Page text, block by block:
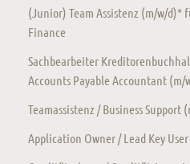
(Junior) Team Assistenz (m/w/d)*
Finance
Sachbearbeiter
Accounts Payable Accountant (m/
Teamassistenz / Business
Application Owner / Lead Key